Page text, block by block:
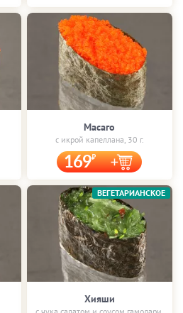
Масаго
с икрой капеллана, 30 г.
169
Хияши
ВЕГЕТАРИАНСКОЕ